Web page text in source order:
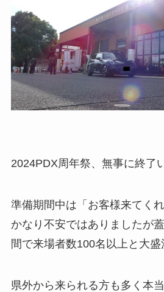
2024PDX周年祭、無事に終了
準備期間中は「お客様来てく
かなり不安ではありましたが
間で来場者数100名以上と大盛
県外から来られる方も多く本